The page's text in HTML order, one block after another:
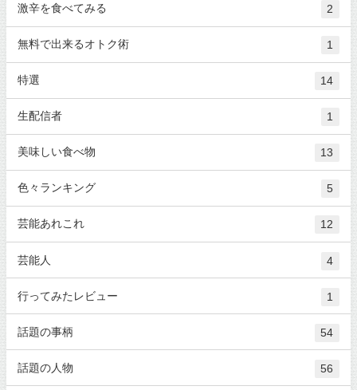
激辛を食べてみる 2
無料で出来るオトク術 1
特選 14
生配信者 1
美味しい食べ物 13
色々ランキング 5
芸能あれこれ 12
芸能人 4
行ってみたレビュー 1
話題の事柄 54
話題の人物 56